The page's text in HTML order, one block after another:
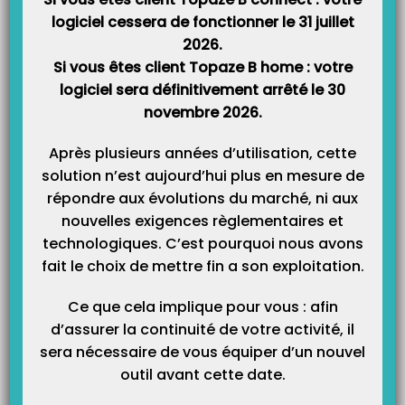
Catégorieslogiciel cessera de fonctionner le 31 juillet
2026.
Si vous êtes client Topaze B home : votre
logiciel sera définitivement arrêté le 30
novembre 2026.
Après plusieurs années d’utilisation, cette
solution n’est aujourd’hui plus en mesure de
répondre aux évolutions du marché, ni aux
nouvelles exigences règlementaires et
technologiques. C’est pourquoi nous avons
fait le choix de mettre fin a son exploitation.
Ce que cela implique pour vous : afin
d’assurer la continuité de votre activité, il
sera nécessaire de vous équiper d’un nouvel
outil avant cette date.